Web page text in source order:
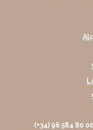
(+34) 96 584 80 00